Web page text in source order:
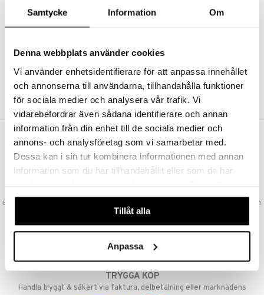
Samtycke Information Om
Denna webbplats använder cookies
Vi använder enhetsidentifierare för att anpassa innehållet
och annonserna till användarna, tillhandahålla funktioner
för sociala medier och analysera vår trafik. Vi
vidarebefordrar även sådana identifierare och annan
information från din enhet till de sociala medier och
annons- och analysföretag som vi samarbetar med.
Dessa kan i sin tur kombinera informationen med annan
information som du har tillhandahållit eller som de har
våra cookies vid fortsatt användande av vår webbplats.
Tillåt alla
Anpassa
Abonnemang
Bevaka produkter
Recensera produkter
SKAPA KUND
VAD KOSTAR FRAKTEN?
Vi erbjuder fri frakt från 350 kr. Vår gräns för fraktfri leverans bestäms
utifån vilken avdelning du handlar från. Läs mer här »
Beställningar lagda före 14:00 (gäller varor i lager) skickas normalt ut från
oss samma dag.
GODKÄND AV LÄKEMEDELSVERKET
EU-logotypen är symbolen som visar att vi är godkända av
TRYGGA KÖP
Handla tryggt & säkert via faktura, delbetalning eller marknadens